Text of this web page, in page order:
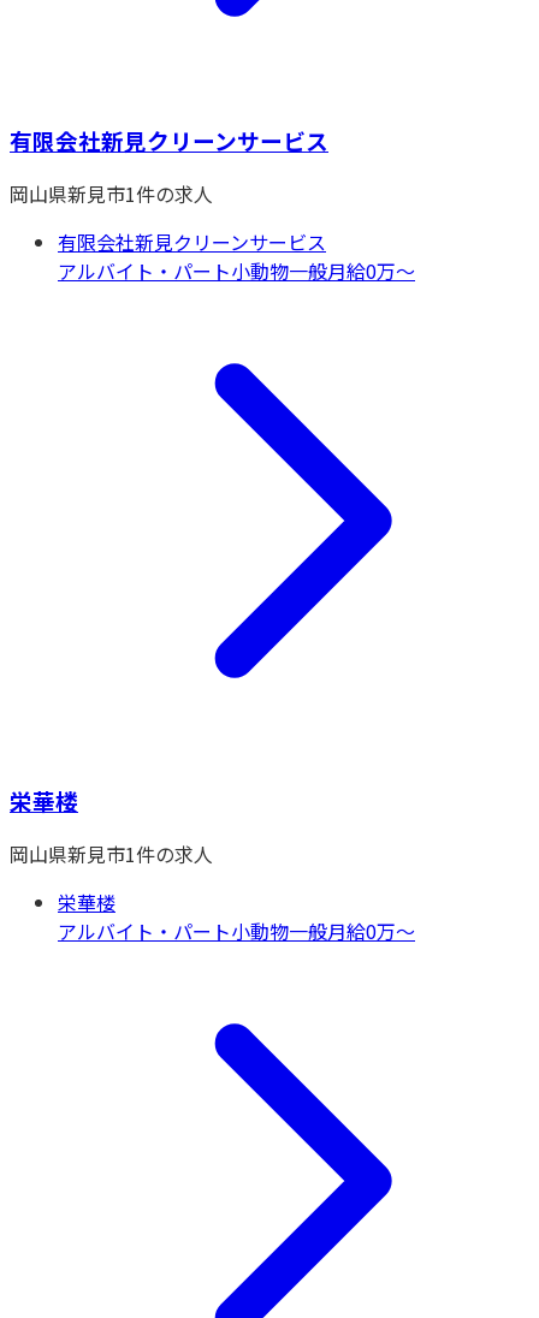
有限会社新見クリーンサービス
岡山県新見市1件の求人
有限会社新見クリーンサービス
アルバイト・パート小動物一般月給0万〜
栄華楼
岡山県新見市1件の求人
栄華楼
アルバイト・パート小動物一般月給0万〜